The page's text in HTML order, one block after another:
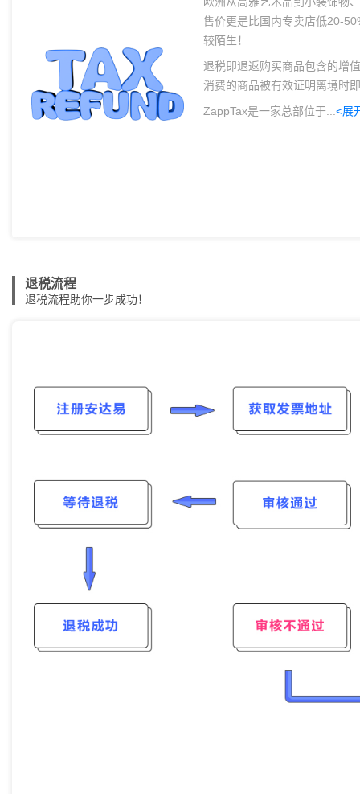
售价更是比国内专卖店低20-
较陌生！
退税即退返购买商品包含的增
消费的商品被有效证明离境时
ZappTax是一家总部位于...<展
退税流程
退税流程助你一步成功！